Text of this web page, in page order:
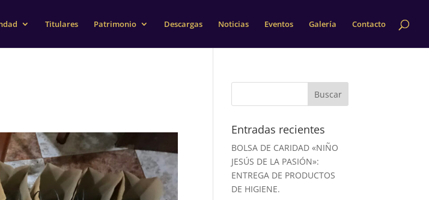
Titulares Patrimonio Descargas Noticias Eventos Galería Contacto
Entradas recientes
BOLSA DE CARIDAD «NIÑO
JESÚS DE LA PASIÓN»:
ENTREGA DE PRODUCTOS
DE HIGIENE.